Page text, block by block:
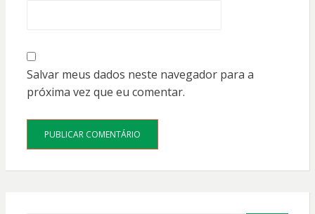
Salvar meus dados neste navegador para a
próxima vez que eu comentar.